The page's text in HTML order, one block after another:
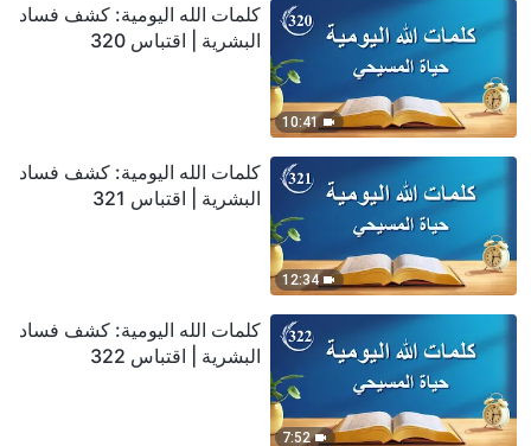
10:41
كلمات الله اليومية: كشف فساد
البشرية | اقتباس 320
12:34
كلمات الله اليومية: كشف فساد
البشرية | اقتباس 321
7:52
كلمات الله اليومية: كشف فساد
البشرية | اقتباس 322